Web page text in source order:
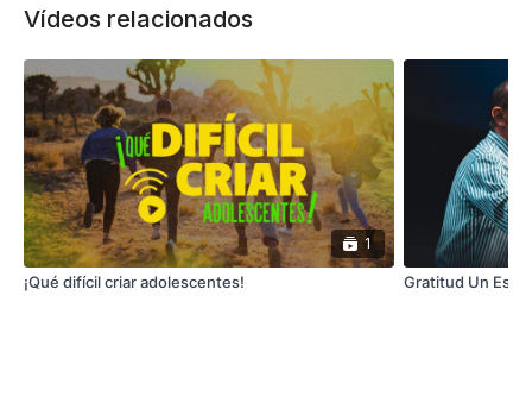
Vídeos relacionados
1
¡Qué difícil criar adolescentes! Gratitud Un